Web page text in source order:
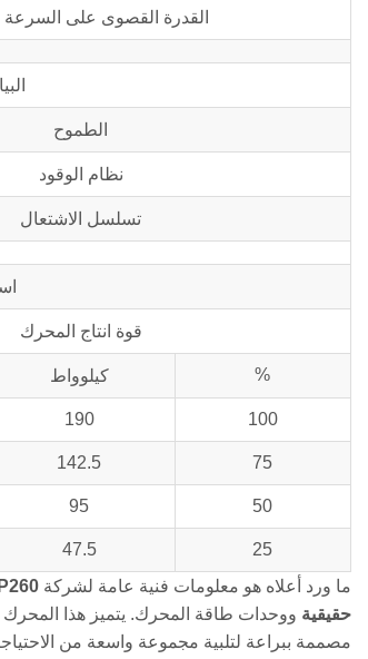
القدرة القصوى على السرعة
الطموح
نظام الوقود
تسلسل الاشتعال
قوة انتاج المحرك
% كيلوواط
100
190
75
142.5
50
95
25
47.5
ما ورد أعلاه هو معلومات فنية عامة لشركة Cummins
حقيقية ووحدات طاقة المحرك. يتميز هذا المحرك
مصممة ببراعة لتلبية مجموعة واسعة من